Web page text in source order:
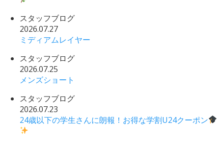
スタッフブログ
2026.07.27
ミディアムレイヤー
スタッフブログ
2026.07.25
メンズショート
スタッフブログ
2026.07.23
24歳以下の学生さんに朗報！お得な学割U24クーポン